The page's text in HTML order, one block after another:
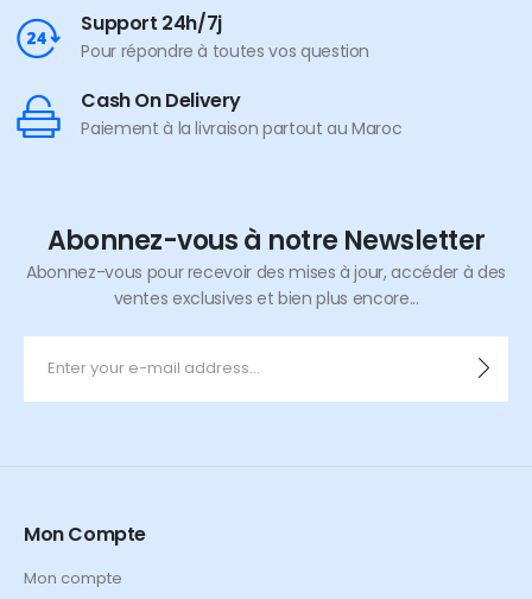
Support 24h/7j
Pour répondre à toutes vos question
Cash On Delivery
Paiement à la livraison partout au Maroc
Abonnez-vous à notre Newsletter
Abonnez-vous pour recevoir des mises à jour, accéder à des
ventes exclusives et bien plus encore...
Mon Compte
Mon compte